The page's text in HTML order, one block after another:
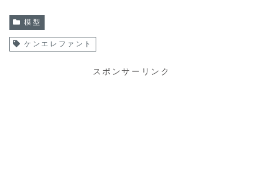
模型
ケンエレファント
スポンサーリンク